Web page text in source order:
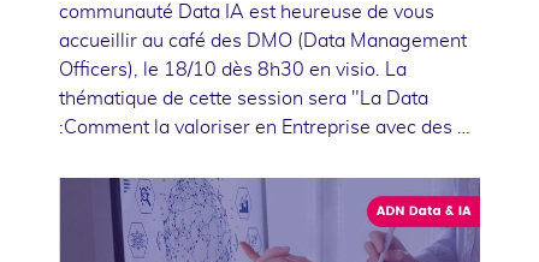
communauté Data IA est heureuse de vous
accueillir au café des DMO (Data Management
Officers), le 18/10 dès 8h30 en visio. La
thématique de cette session sera "La Data
:Comment la valoriser en Entreprise avec des …